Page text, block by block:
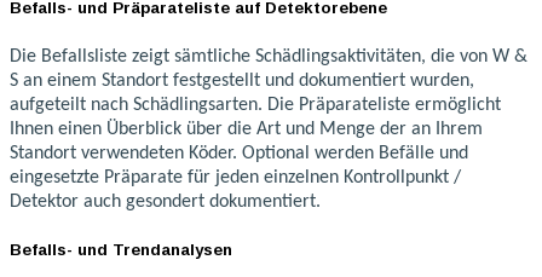
Befalls- und Präparateliste auf Detektorebene
Die Befallsliste zeigt sämtliche Schädlingsaktivitäten, die von W &
S an einem Standort festgestellt und dokumentiert wurden,
aufgeteilt nach Schädlingsarten. Die Präparateliste ermöglicht
Ihnen einen Überblick über die Art und Menge der an Ihrem
Standort verwendeten Köder. Optional werden Befälle und
eingesetzte Präparate für jeden einzelnen Kontrollpunkt /
Detektor auch gesondert dokumentiert.
Befalls- und Trendanalysen